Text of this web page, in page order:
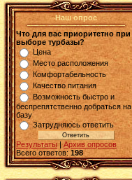
Наш опрос
Что для вас приоритетно при
выборе турбазы?
Цена
Место расположения
Комфортабельность
Качество питания
Возможность быстро и
беспрепятственно добраться на
базу
Затрудняюсь ответить
Результаты |Архив опросов
Всего ответов: 198